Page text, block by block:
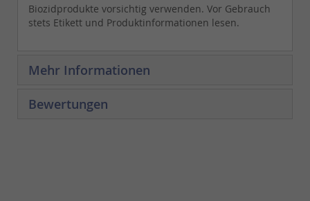
Biozidprodukte vorsichtig verwenden. Vor Gebrauch
stets Etikett und Produktinformationen lesen.
Mehr Informationen
Bewertungen